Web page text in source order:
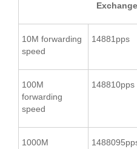
10M forwarding
speed
14881pps
100M
forwarding
speed
148810pps
1000M